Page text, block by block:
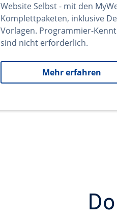
Website Selbst - mit den
Komplettpaketen, inklusive
Vorlagen. Programmier-
sind nicht erforderlich.
Mehr erfahren